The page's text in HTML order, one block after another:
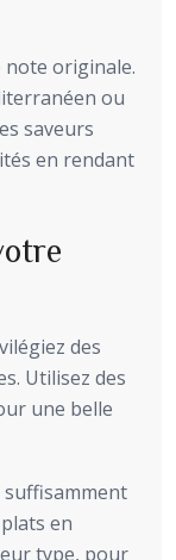
originale.
ou
saveurs
en rendant
des
Utilisez des
une belle
suffisamment
en
type, pour